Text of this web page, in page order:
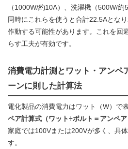
（1000W/約10A）、洗濯機（500W/約
同時にこれらを使うと合計22.5Aとな
作動する可能性があります。これを回
らす工夫が有効です。
消費電力計測とワット・アンペ
ーンに則した計算法
電化製品の消費電力はワット（W）で
ペア計算式（ワット÷ボルト＝アンペア
家庭では100Vまたは200Vが多く、具
す。